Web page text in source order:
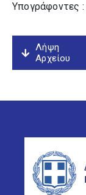
Υπογράφοντες :
Λήψη
Αρχείου